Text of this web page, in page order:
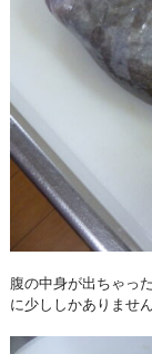
腹の中身が出ちゃっ
に少ししかありません